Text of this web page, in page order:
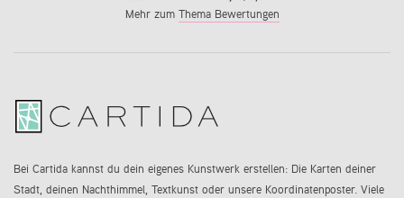
Mehr zum Thema Bewertungen
Bei Cartida kannst du dein eigenes Kunstwerk erstellen: Die Karten deiner
Stadt, deinen Nachthimmel, Textkunst oder unsere Koordinatenposter. Viele